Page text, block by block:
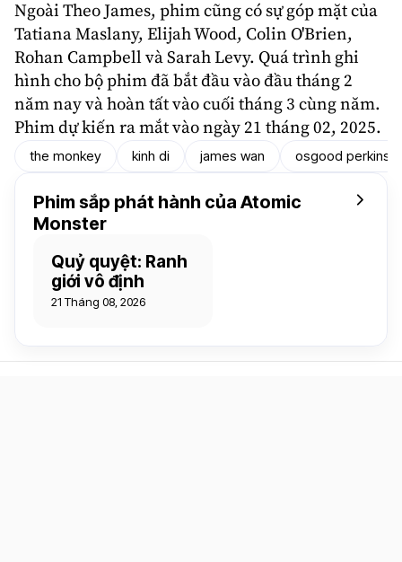
Ngoài Theo James, phim cũng có sự góp mặt của
Tatiana Maslany, Elijah Wood, Colin O'Brien,
Rohan CampbellvàSarah Levy. Quá trình ghi
hình cho bộ phim đã bắt đầu vào đầu tháng 2
năm nay và hoàn tất vào cuối tháng 3 cùng năm.
Phim dự kiến ra mắt vào ngày 21 tháng 02, 2025.
the monkey kinh di james wan osgood perkins
Phim sắp phát hành của Atomic
Monster
Quỷ quyệt: Ranh
giới vô định
21 Tháng 08, 2026